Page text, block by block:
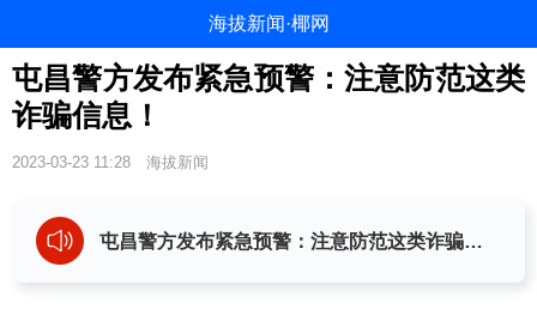
海拔新闻·椰网
屯昌警方发布紧急预警：注意防范这类
诈骗信息！
2023-03-23 11:28 海拔新闻
屯昌警方发布紧急预警：注意防范这类诈骗信息！